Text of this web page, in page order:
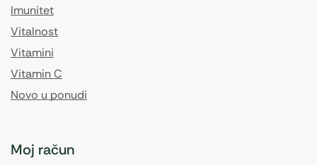
Imunitet
Vitalnost
Vitamini
Vitamin C
Novo u ponudi
Moj račun